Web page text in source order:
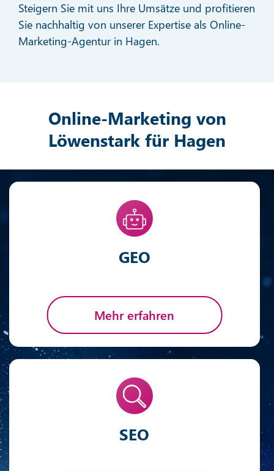
Steigern Sie mit uns Ihre Umsätze und profitieren
Sie nachhaltig von unserer Expertise als Online-
Marketing-Agentur in Hagen.
Online-Marketing von
Löwenstark für Hagen
GEO
Mehr erfahren
SEO